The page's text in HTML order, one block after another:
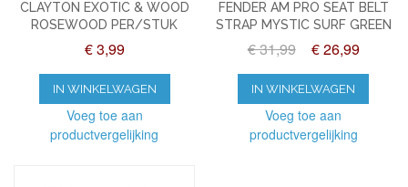
CLAYTON EXOTIC & WOOD
ROSEWOOD PER/STUK
€ 3,99
IN WINKELWAGEN
Voeg toe aan
productvergelijking
FENDER AM PRO SEAT BELT
STRAP MYSTIC SURF GREEN
€ 31,99 € 26,99
IN WINKELWAGEN
Voeg toe aan
productvergelijking